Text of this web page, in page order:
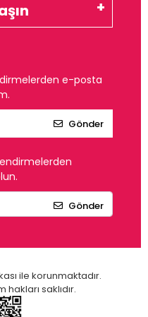
e-posta
Gönder
Gönder
ile korunmaktadır.
saklıdır.